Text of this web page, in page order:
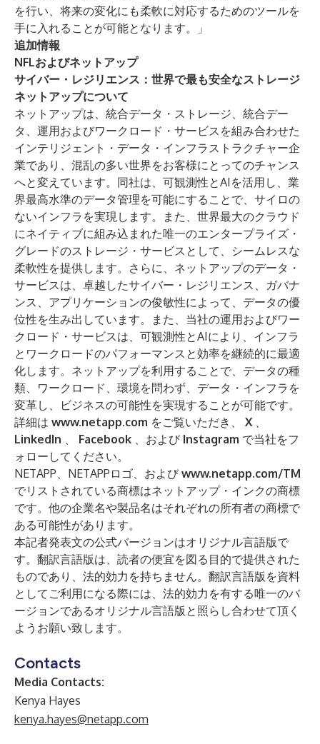
を行い、将来の変化にも柔軟に対応するためのツールを
手に入れることが可能となります。」
追加情報
NFLおよびネットアップ
サイバー・レジリエンス：世界で最も安全なストレージ
ネットアップについて
ネットアップは、統合データ・ストレージ、統合デー
タ、運用およびワークロード・サービスを組み合わせた
インテリジェント・データ・インフラストラクチャー企
業であり、混乱の多い世界をお客様にとってのチャンス
へと変えています。同社は、可観測性とAIを活用し、業
界最高水準のデータ管理を可能にすることで、サイロの
ないインフラを実現します。また、世界最大のクラウド
にネイティブに組み込まれた唯一のエンタープライズ・
グレードのストレージ・サービスとして、シームレスな
柔軟性を提供します。さらに、ネットアップのデータ・
サービスは、卓越したサイバー・レジリエンス、ガバナ
ンス、アプリケーションの俊敏性によって、データの優
位性を生み出しています。また、当社の運用およびワー
クロード・サービスは、可観測性とAIにより、インフラ
とワークロードのパフォーマンスと効率を継続的に最適
化します。ネットアップを利用することで、データの種
類、ワークロード、環境を問わず、データ・インフラを
変革し、ビジネスの可能性を実現することが可能です。
詳細は www.netapp.com をご覧いただき、 X、
LinkedIn 、 Facebook 、および Instagram で当社をフ
ォローしてください。
NETAPP、NETAPPロゴ、および www.netapp.com/TM
でリストされている商標はネットアップ・インクの商標
です。他の企業名や製品名はそれぞれの所有者の商標で
ある可能性があります。
本記者発表文の公式バージョンはオリジナル言語版で
す。翻訳言語版は、読者の便宜を図る目的で提供された
ものであり、法的効力を持ちません。翻訳言語版を資料
としてご利用になる際には、法的効力を有する唯一のバ
ージョンであるオリジナル言語版と照らし合わせて頂く
ようお願い致します。
Contacts
Media Contacts:
Kenya Hayes
kenya.hayes@netapp.com